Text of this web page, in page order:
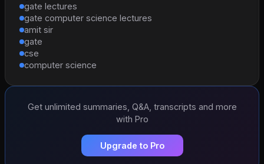
gate lectures
gate computer science lectures
amit sir
gate
cse
computer science
Get unlimited summaries, Q&A, transcripts and more
with Pro
Upgrade to Pro